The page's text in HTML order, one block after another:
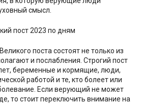
смысл.
поста состоят не только из
и послабления. Строгий пост
беременные и кормящие, люди,
работой и те, кто болеет или
Если верующий не может
то стоит переключить внимание на